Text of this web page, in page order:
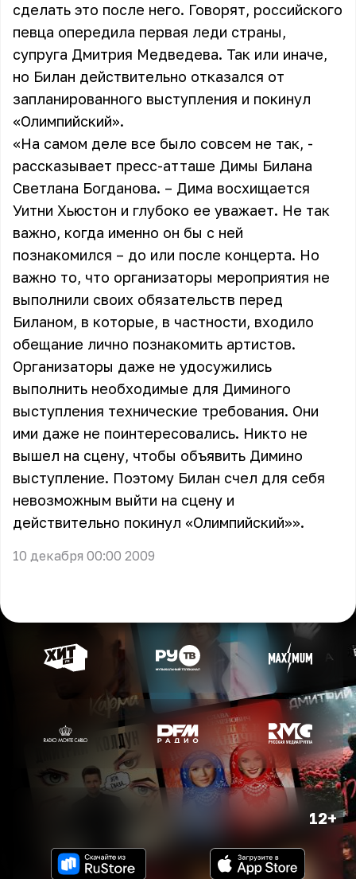
сделать это после него. Говорят, российского
певца опередила первая леди страны,
супруга Дмитрия Медведева. Так или иначе,
но Билан действительно отказался от
запланированного выступления и покинул
«Олимпийский».
«На самом деле все было совсем не так, -
рассказывает пресс-атташе Димы Билана
Светлана Богданова. – Дима восхищается
Уитни Хьюстон и глубоко ее уважает. Не так
важно, когда именно он бы с ней
познакомился – до или после концерта. Но
важно то, что организаторы мероприятия не
выполнили своих обязательств перед
Биланом, в которые, в частности, входило
обещание лично познакомить артистов.
Организаторы даже не удосужились
выполнить необходимые для Диминого
выступления технические требования. Они
ими даже не поинтересовались. Никто не
вышел на сцену, чтобы объявить Димино
выступление. Поэтому Билан счел для себя
невозможным выйти на сцену и
действительно покинул «Олимпийский»».
10 декабря 00:00 2009
12+